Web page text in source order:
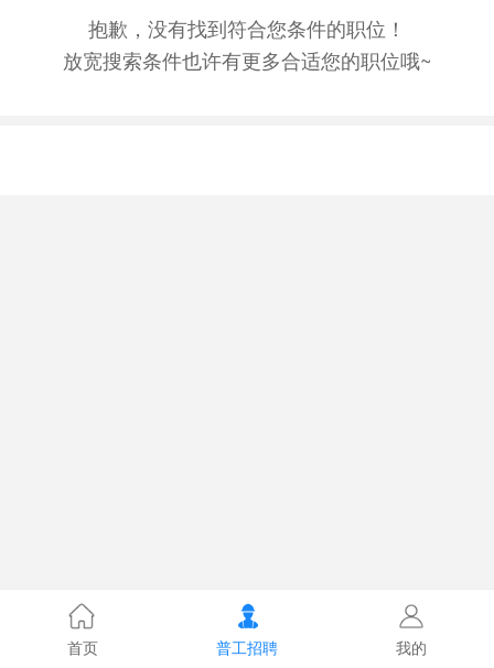
抱歉，没有找到符合您条件的职位！
放宽搜索条件也许有更多合适您的职位哦~
首页 普工招聘 我的